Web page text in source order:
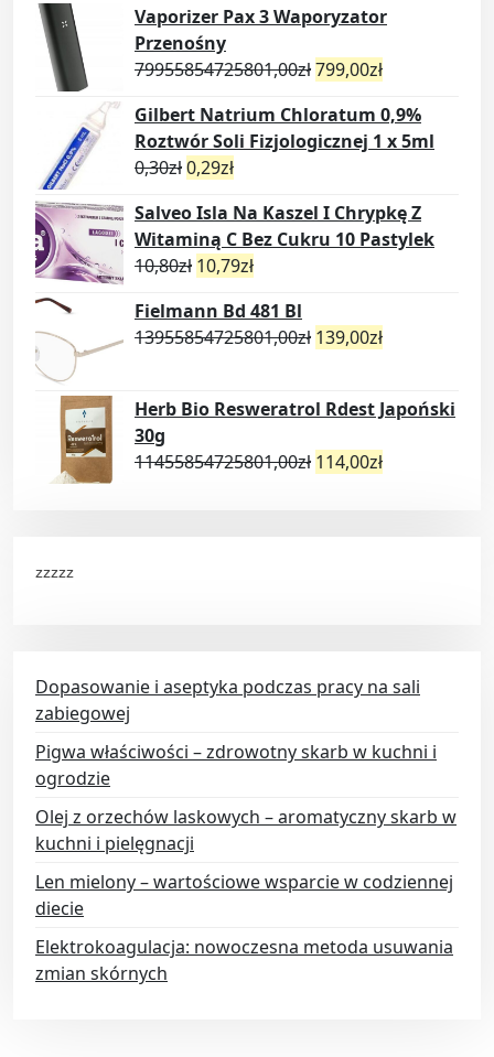
Vaporizer Pax 3 Waporyzator
Przenośny
79955854725801,00zł799,00zł
Gilbert Natrium Chloratum 0,9%
Roztwór Soli Fizjologicznej 1 x 5ml
0,30zł0,29zł
Salveo Isla Na Kaszel I Chrypkę Z
Witaminą C Bez Cukru 10 Pastylek
10,80zł 10,79zł
Fielmann Bd 481 Bl
13955854725801,00zł 139,00zł
Herb Bio Resweratrol Rdest Japoński
30g
11455854725801,00zł 114,00zł
zzzzz
Dopasowanie i aseptyka podczas pracy na sali
zabiegowej
Pigwa właściwości – zdrowotny skarb w kuchni i
ogrodzie
Olej z orzechów laskowych – aromatyczny skarb w
kuchni i pielęgnacji
Len mielony – wartościowe wsparcie w codziennej
diecie
Elektrokoagulacja: nowoczesna metoda usuwania
zmian skórnych